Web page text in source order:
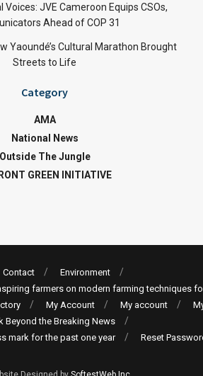
Voices: JVE Cameroon Equips CSOs,
Ahead of COP 31
Yaoundé’s Cultural Marathon Brought
Streets to Life
Category
AMA
National News
Outside The Jungle
GREEN INITIATIVE
Contact
Environment
farmers on modern farming techniques
My Account My account
Beyond the Breaking News
mark for the past one year
Reset